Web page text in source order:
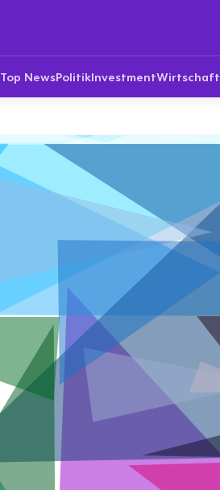
Top NewsPolitikInvestmentWirtschaft